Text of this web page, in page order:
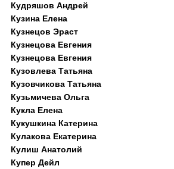
Кудряшов Андрей
Кузина Елена
Кузнецов Эраст
Кузнецова Евгения
Кузнецова Евгения
Кузовлева Татьяна
Кузовчикова Татьяна
Кузьмичева Ольга
Кукла Елена
Кукушкина Катерина
Кулакова Екатерина
Кулиш Анатолий
Купер Дейл